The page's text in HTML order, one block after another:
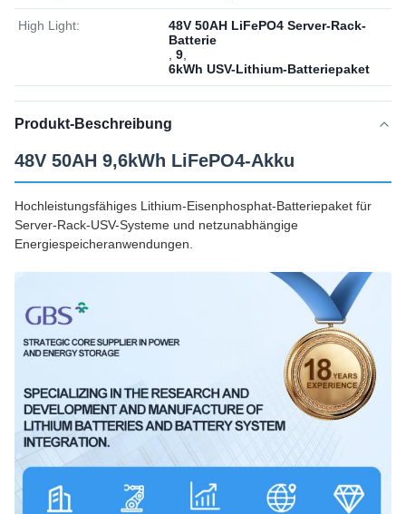
High Light:
48V 50AH LiFePO4 Server-Rack-
Batterie
9
6kWh USV-Lithium-Batteriepaket
Produkt-Beschreibung
48V 50AH 9,6kWh LiFePO4-Akku
Hochleistungsfähiges Lithium-Eisenphosphat-Batteriepaket für
Server-Rack-USV-Systeme und netzunabhängige
Energiespeicheranwendungen.